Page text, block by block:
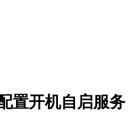
置开机自启服务